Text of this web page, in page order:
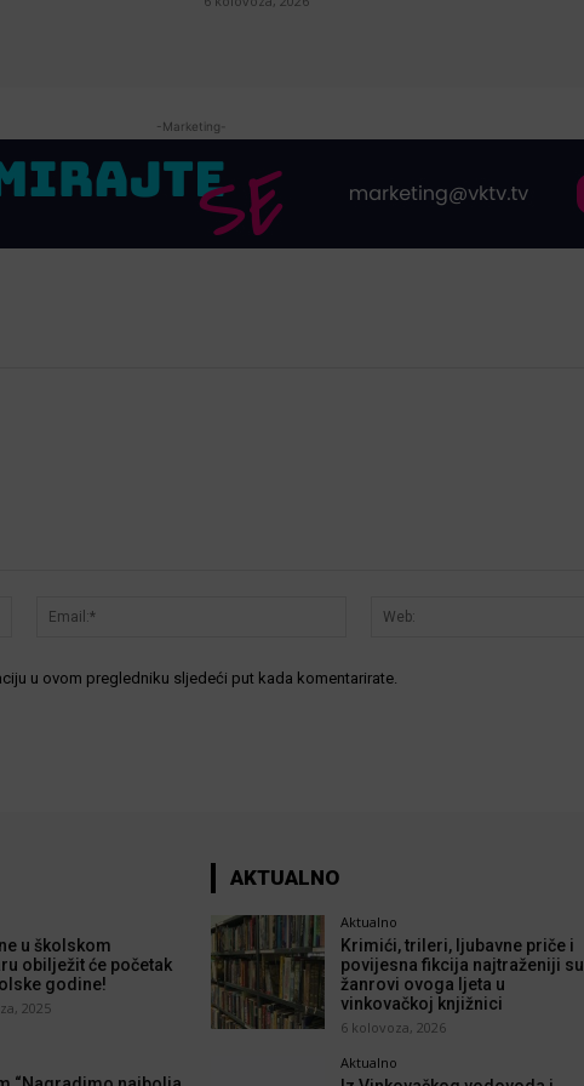
-Marketing-
Ime:*
Email:*
u ovom pregledniku sljedeći put kada komentarirate.
u školskom
obilježit će početak
godine!
2025
AKTUALNO
Aktualno
Krimići, trileri, ljubavne priče i
povijesna fikcija najtraženiji su
žanrovi ovoga ljeta u
vinkovačkoj knjižnici
6 kolovoza, 2026
Aktualno